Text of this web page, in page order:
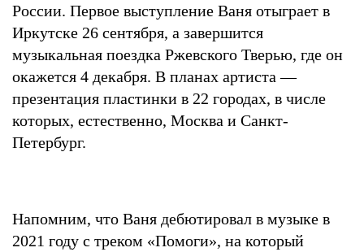
России. Первое выступление Ваня отыграет в
Иркутске 26 сентября, а завершится
музыкальная поездка Ржевского Тверью, где он
окажется 4 декабря. В планах артиста —
презентация пластинки в 22 городах, в числе
которых, естественно, Москва и Санкт-
Петербург.
Напомним, что Ваня дебютировал в музыке в
2021 году с треком «Помоги», на который